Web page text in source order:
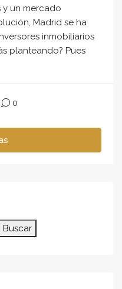
un mercado
Madrid se ha
inmobiliarios
planteando? Pues
0
Buscar